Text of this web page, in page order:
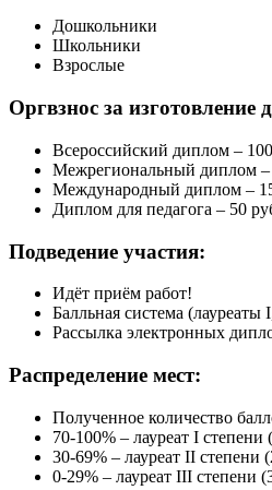
Дошкольники
Школьники
Взрослые
Оргвзнос за изготовление
Всероссийский диплом –
Межрегиональный диплом –
Международный диплом –
Диплом для педагога – 50
Подведение участия:
Идёт приём работ!
Балльная система
Рассылка электронных
Распределение мест:
Полученное количество
70-100% – лауреат I степени
30-69% – лауреат II степени
0-29% – лауреат III степени